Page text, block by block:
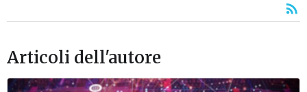
Articoli dell'autore